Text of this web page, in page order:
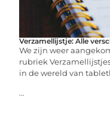
Verzamellijstje: Alle
We zijn weer
rubriek
in de wereld van
...